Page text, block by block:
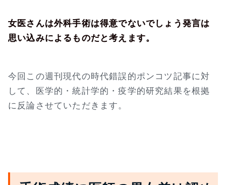
女医さんは外科手術は得意でないでしょう発言は
思い込みによるものだと考えます。
今回この週刊現代の時代錯誤的ポンコツ記事に対
して、医学的・統計学的・疫学的研究結果を根拠
に反論させていただきます。